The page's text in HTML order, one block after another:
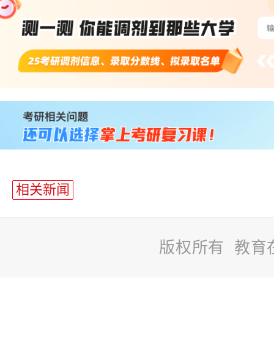
相关新闻
版权所有 教育